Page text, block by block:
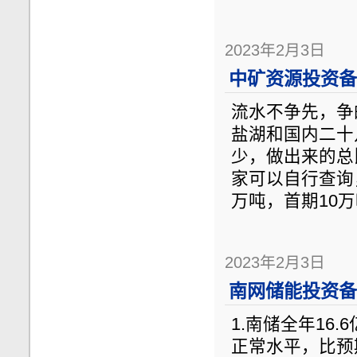
2023年2月3日
中矿资源投资
流水不争先，
盐湖和国内二
少，做出来的
家可以自行查
万吨，首期10
2023年2月3日
南网储能投资
1.南储全年16.6
正常水平，比